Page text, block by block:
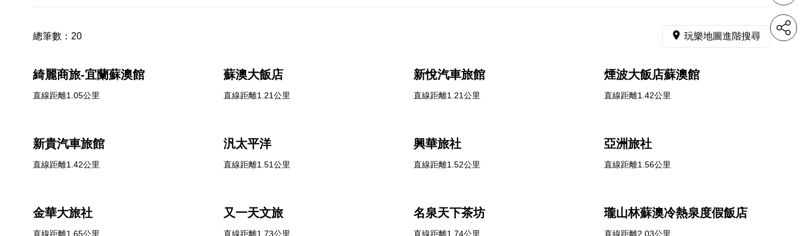
總筆數： 20 玩樂地圖進階搜尋
綺麗商旅-宜蘭蘇澳館
直線距離1.05公里
蘇澳大飯店
直線距離1.21公里
新悅汽車旅館
直線距離1.21公里
煙波大飯店蘇澳館
直線距離1.42公里
新貴汽車旅館
直線距離1.42公里
汎太平洋
直線距離1.51公里
興華旅社
直線距離1.52公里
亞洲旅社
直線距離1.56公里
金華大旅社
直線距離1.65公里
又一天文旅
直線距離1.73公里
名泉天下茶坊
直線距離1.74公里
瓏山林蘇澳冷熱泉度假飯店
直線距離2.03公里